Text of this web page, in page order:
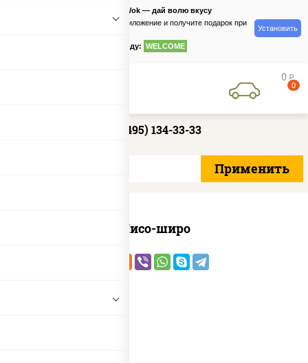
PizzaSushiWok — дай волю вкусу
Скачайте приложение и получите подарок при
по промокоду: WELCOME
Установить
0 руб
0
+7 (495) 134-33-33
Мисо-широ